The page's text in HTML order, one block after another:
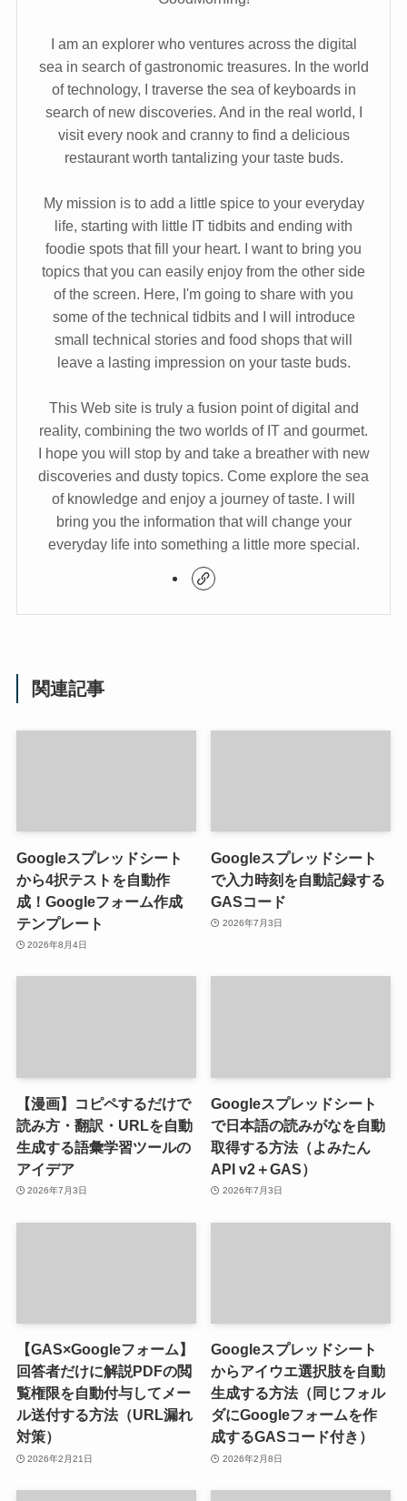
I am an explorer who ventures across the digital
sea in search of gastronomic treasures. In the world
of technology, I traverse the sea of keyboards in
search of new discoveries. And in the real world, I
visit every nook and cranny to find a delicious
restaurant worth tantalizing your taste buds.
My mission is to add a little spice to your everyday
life, starting with little IT tidbits and ending with
foodie spots that fill your heart. I want to bring you
topics that you can easily enjoy from the other side
of the screen. Here, I'm going to share with you
some of the technical tidbits and I will introduce
small technical stories and food shops that will
leave a lasting impression on your taste buds.
This Web site is truly a fusion point of digital and
reality, combining the two worlds of IT and gourmet.
I hope you will stop by and take a breather with new
discoveries and dusty topics. Come explore the sea
of knowledge and enjoy a journey of taste. I will
bring you the information that will change your
everyday life into something a little more special.
関連記事
Googleスプレッドシート
から4択テストを自動作
成！Googleフォーム作成
テンプレート
2026年8月4日
Googleスプレッドシート
で入力時刻を自動記録する
GASコード
2026年7月3日
【漫画】コピペするだけで
読み方・翻訳・URLを自動
生成する語彙学習ツールの
アイデア
2026年7月3日
Googleスプレッドシート
で日本語の読みがなを自動
取得する方法（よみたん
API v2＋GAS）
2026年7月3日
【GAS×Googleフォーム】
回答者だけに解説PDFの閲
覧権限を自動付与してメー
ル送付する方法（URL漏れ
対策）
2026年2月21日
Googleスプレッドシート
からアイウエ選択肢を自動
生成する方法（同じフォル
ダにGoogleフォームを作
成するGASコード付き）
2026年2月8日